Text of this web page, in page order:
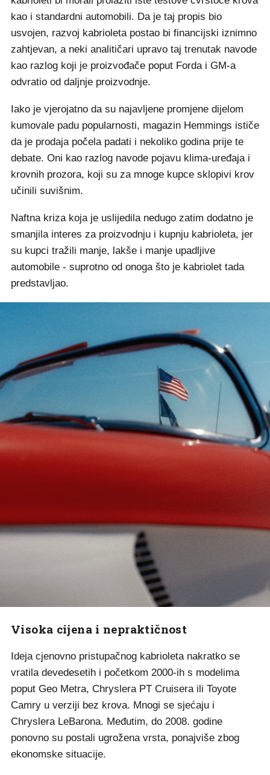
kao i standardni automobili. Da je taj propis bio
usvojen, razvoj kabrioleta postao bi financijski iznimno
zahtjevan, a neki analitičari upravo taj trenutak navode
kao razlog koji je proizvođače poput Forda i GM-a
odvratio od daljnje proizvodnje.
Iako je vjerojatno da su najavljene promjene dijelom
kumovale padu popularnosti, magazin Hemmings ističe
da je prodaja počela padati i nekoliko godina prije te
debate. Oni kao razlog navode pojavu klima-uređaja i
krovnih prozora, koji su za mnoge kupce sklopivi krov
učinili suvišnim.
Naftna kriza koja je uslijedila nedugo zatim dodatno je
smanjila interes za proizvodnju i kupnju kabrioleta, jer
su kupci tražili manje, lakše i manje upadljive
automobile - suprotno od onoga što je kabriolet tada
predstavljao.
Visoka cijena i nepraktičnost
Ideja cjenovno pristupačnog kabrioleta nakratko se
vratila devedesetih i početkom 2000-ih s modelima
poput Geo Metra, Chryslera PT Cruisera ili Toyote
Camry u verziji bez krova. Mnogi se sjećaju i
Chryslera LeBarona. Međutim, do 2008. godine
ponovno su postali ugrožena vrsta, ponajviše zbog
ekonomske situacije.